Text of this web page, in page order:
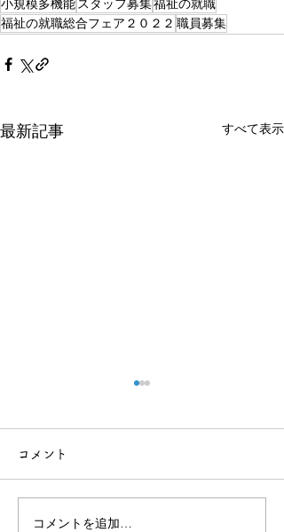
小規模多機能スタッフ募集福祉の就職
福祉の就職総合フェア２０２２ 職員募集
最新記事 すべて表示
お買い物
コメント
コメントを追加…